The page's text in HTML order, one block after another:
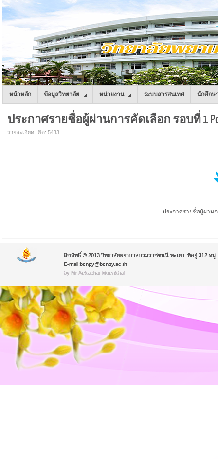
หน้าหลัก ข้อมูลวิทยาลัย หน่วยงาน ระบบสารสนเทศ นักศึกษ
ประกาศรายชื่อผู้ผ่านการคัดเลือก รอบที่ 1
รายละเอียด ฮิต: 5433
ประกาศรายชื่อผู้ผ่าน
ลิขสิทธิ์ © 2013 วิทยาลัยพยาบาลบรมราชชนนี พะเยา. ที่อยู่ 312 หมู่
E-mail:bcnpy@bcnpy.ac.th
by Mr.Aekachai Muenkhat